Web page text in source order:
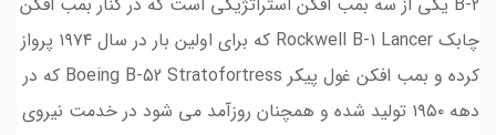
چابک Rockwell B-1 Lancer که برای اولین بار در سال ۱۹۷۴ پرواز
کرده و بمب افکن غول پیکر Boeing B-52 Stratofortress که در
دهه ۱۹۵۰ تولید شده و همچنان روزآمد می شود در خدمت نیروی